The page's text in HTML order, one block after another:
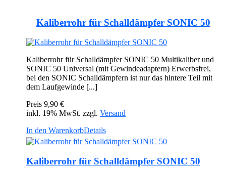
Kaliberrohr für Schalldämpfer SONIC 50
Kaliberrohr für Schalldämpfer SONIC 50 Multikaliber und
SONIC 50 Universal (mit Gewindeadaptern) Erwerbsfrei,
bei den SONIC Schalldämpfern ist nur das hintere Teil mit
dem Laufgewinde [...]
Preis 9,90 €
inkl. 19% MwSt. zzgl. Versand
In den WarenkorbDetails
Kaliberrohr für Schalldämpfer SONIC 50